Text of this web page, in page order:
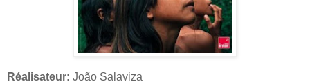
Réalisateur: João Salaviza